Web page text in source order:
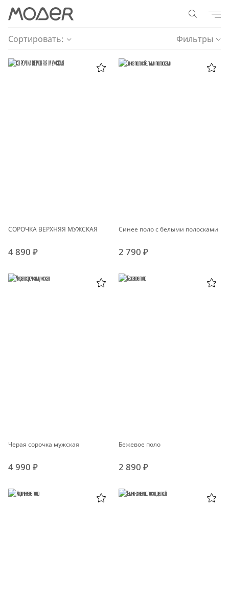
Сортировать: Фильтры
СОРОЧКА ВЕРХНЯЯ МУЖСКАЯ
4 890 ₽
Синее поло с белыми полосками
2 790 ₽
Черая сорочка мужская
4 990 ₽
Бежевое поло
2 890 ₽